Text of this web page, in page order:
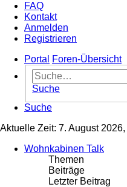
FAQ
Kontakt
Anmelden
Registrieren
Portal
Foren-Übersicht
Suche
Suche
Aktuelle Zeit: 7. August
Wohnkabinen Talk
Themen
Beiträge
Letzter Beitrag